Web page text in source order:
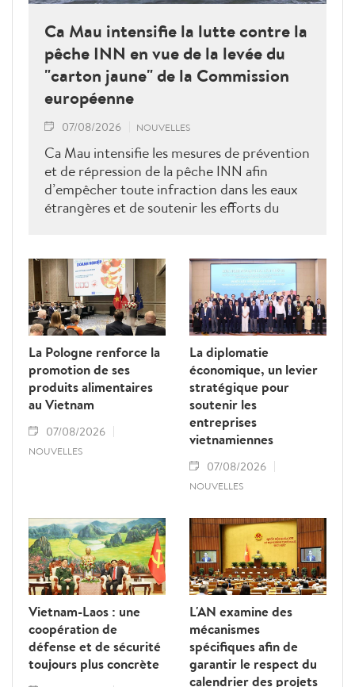
Ca Mau intensifie la lutte contre la
pêche INN en vue de la levée du
"carton jaune" de la Commission
européenne
07/08/2026 NOUVELLES
Ca Mau intensifie les mesures de prévention
et de répression de la pêche INN afin
d’empêcher toute infraction dans les eaux
étrangères et de soutenir les efforts du
La Pologne renforce la
promotion de ses
produits alimentaires
au Vietnam
07/08/2026
NOUVELLES
La diplomatie
économique, un levier
stratégique pour
soutenir les
entreprises
vietnamiennes
07/08/2026
NOUVELLES
Vietnam-Laos : une
coopération de
défense et de sécurité
toujours plus concrète
L'AN examine des
mécanismes
spécifiques afin de
garantir le respect du
calendrier des projets